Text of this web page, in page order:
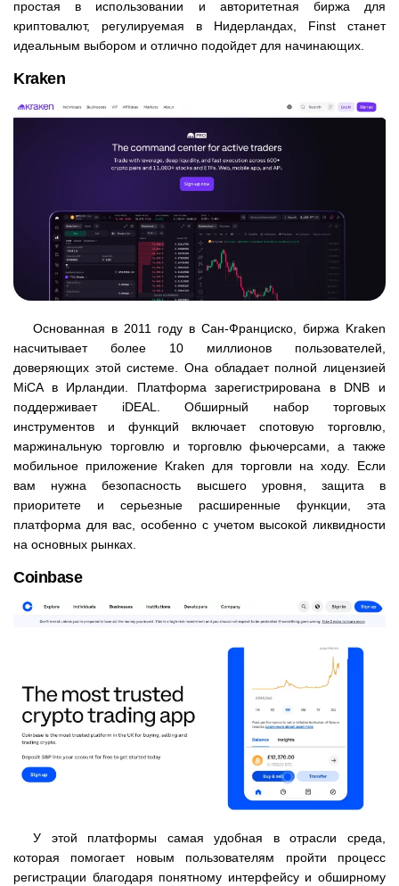
простая в использовании и авторитетная биржа для
криптовалют, регулируемая в Нидерландах, Finst станет
идеальным выбором и отлично подойдет для начинающих.
Kraken
Основанная в 2011 году в Сан-Франциско, биржа Kraken
насчитывает более 10 миллионов пользователей,
доверяющих этой системе. Она обладает полной лицензией
MiCA в Ирландии. Платформа зарегистрирована в DNB и
поддерживает iDEAL. Обширный набор торговых
инструментов и функций включает спотовую торговлю,
маржинальную торговлю и торговлю фьючерсами, а также
мобильное приложение Kraken для торговли на ходу. Если
вам нужна безопасность высшего уровня, защита в
приоритете и серьезные расширенные функции, эта
платформа для вас, особенно с учетом высокой ликвидности
на основных рынках.
Coinbase
У этой платформы самая удобная в отрасли среда,
которая помогает новым пользователям пройти процесс
регистрации благодаря понятному интерфейсу и обширному